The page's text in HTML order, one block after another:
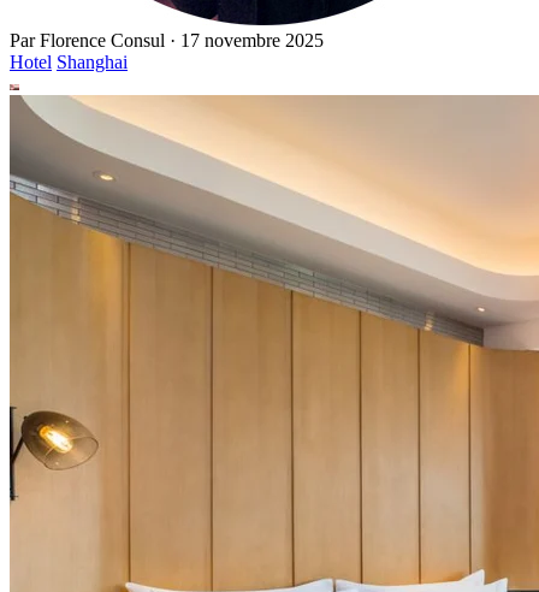
ParFlorence Consul · 17 novembre 2025
Hotel Shanghai